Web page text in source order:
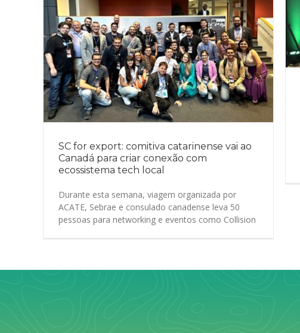
SC for export: comitiva catarinense vai ao
Canadá para criar conexão com
ecossistema tech local
Durante esta semana, viagem organizada por
ACATE, Sebrae e consulado canadense leva 50
pessoas para networking e eventos como Collision